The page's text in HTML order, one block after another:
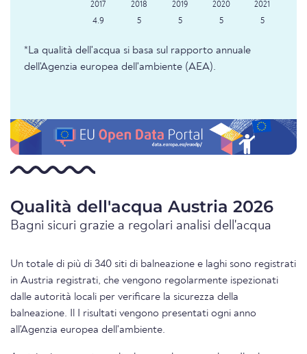
4.9 5 5 5 5
*La qualità dell'acqua si basa sul rapporto annuale
dell'Agenzia europea dell'ambiente (AEA).
Qualità dell'acqua Austria 2026
Bagni sicuri grazie a regolari analisi dell'acqua
Un totale di più di 340 siti di balneazione e laghi sono registrati
in Austria registrati, che vengono regolarmente ispezionati
dalle autorità locali per verificare la sicurezza della
balneazione. Il I risultati vengono presentati ogni anno
all'Agenzia europea dell'ambiente.